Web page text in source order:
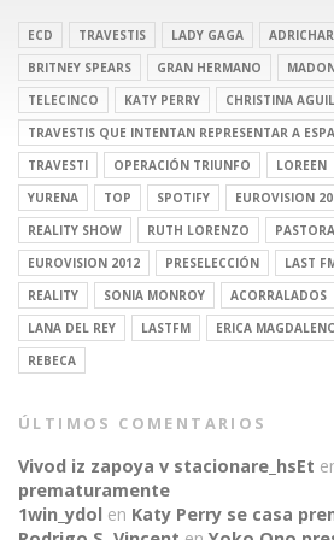
ECD TRAVESTIS LADY GAGA
BRITNEY SPEARS
GRAN HERMANO
TELECINCO
KATY PERRY CHRISTINA
TRAVESTIS QUE INTENTAN REPRESENTAR A
TRAVESTI
OPERACIÓN TRIUNFO LOREEN
YURENA
TOP SPOTIFY EUROVISION
REALITY SHOW
RUTH LORENZO
EUROVISION 2012
PRESELECCIÓN LAST
REALITY
SONIA MONROY ACORRALADOS
LANA DEL REY
LASTFM ERICA
REBECA
ÚLTIMOS COMENTARIOS
Vivod iz zapoya v stacionare_hsEt
prematuramente
1win_ydol en Katy Perry se casa